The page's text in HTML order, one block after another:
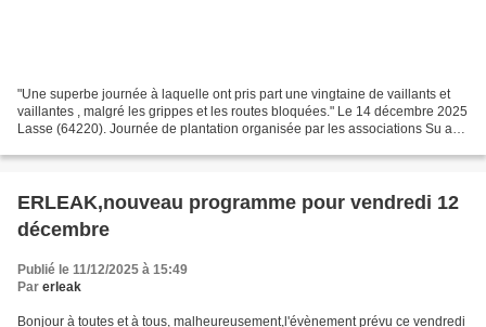
"Une superbe journée à laquelle ont pris part une vingtaine de vaillants et
vaillantes , malgré les grippes et les routes bloquées." Le 14 décembre 2025
Lasse (64220). Journée de plantation organisée par les associations Su aski
ERLEAK,nouveau programme pour vendredi 12
décembre
Publié le 11/12/2025 à 15:49
Par erleak
Bonjour à toutes et à tous, malheureusement,l'évènement prévu ce vendredi